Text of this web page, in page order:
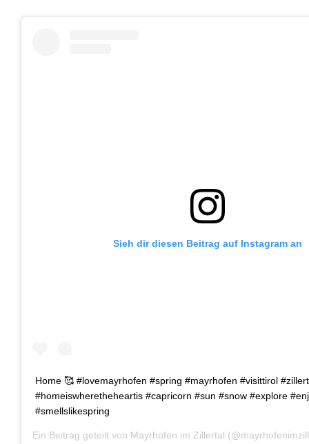
Sieh dir diesen Beitrag auf Instagram an
Home 🥰 #lovemayrhofen #spring #mayrhofen #visittirol
#homeiswheretheheartis #capricorn #sun #snow #explore
#smellslikespring
Ein Beitrag geteilt von Mayrhofen im Zillertal